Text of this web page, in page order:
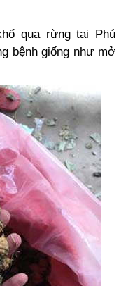
qua rừng tại Phú
bệnh giống như mở